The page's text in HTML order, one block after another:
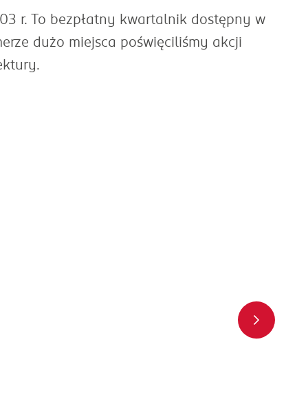
r. To bezpłatny kwartalnik dostępny w
dużo miejsca poświęciliśmy akcji